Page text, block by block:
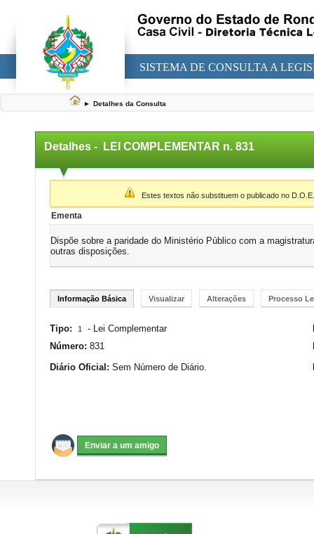
SISTEMA DE CONSULTA A
► Detalhes da Consulta
Detalhes - LEI COMPLEMENTAR n. 831
▼
Estes textos não substituem o publicado no
Ementa
Dispõe sobre a paridade do Ministério Público com a
outras disposições.
Informação Básica Visualizar Alterações Processo
Tipo: 1 - Lei Complementar
Número: 831
Diário Oficial: Sem Número de Diário.